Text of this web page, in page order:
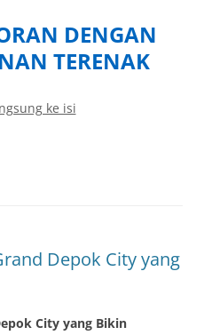
DENGAN
TERENAK
ke isi
Depok City yang
City yang Bikin